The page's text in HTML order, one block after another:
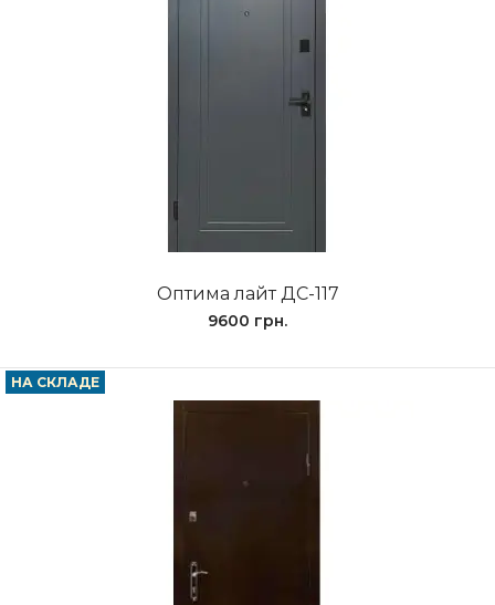
Оптима лайт ДС-117
9600 грн.
НА СКЛАДЕ